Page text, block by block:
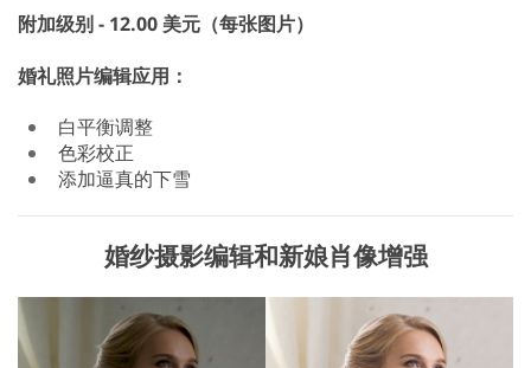
附加级别 - 12.00 美元（每张图片）
婚礼照片编辑应用：
白平衡调整
色彩校正
添加逼真的下雪
婚纱摄影编辑和新娘肖像增强